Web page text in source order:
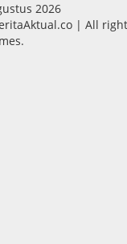
2026
| All